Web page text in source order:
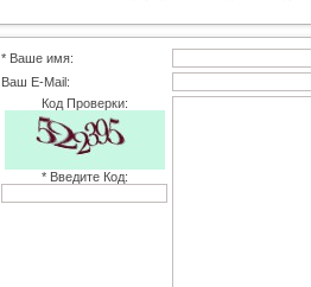
* Ваше имя:
Ваш E-Mail:
Код Проверки:
* Введите Код: